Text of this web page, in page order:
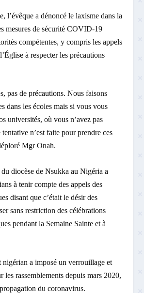
l’évêque a dénoncé le laxisme dans la
mesures de sécurité COVID-19
compétentes, y compris les appels
à respecter les précautions
pas de précautions. Nous faisons
dans les écoles mais si vous vous
universités, où vous n’avez pas
tentative n’est faite pour prendre ces
Mgr Onah.
diocèse de Nsukka au Nigéria a
à tenir compte des appels des
disant que c’était le désir des
sans restriction des célébrations
pendant la Semaine Sainte et à
nigérian a imposé un verrouillage et
les rassemblements depuis mars 2020,
du coronavirus.